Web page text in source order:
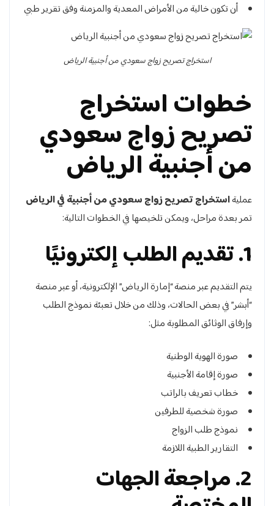
أن تكون خالية من الأمراض المعدية والمزمنة وفق تقرير طبي
استخراج تصريح زواج سعودي من أجنبية الرياض
خطوات استخراج
تصريح زواج سعودي
من أجنبية الرياض
عمليةاستخراج تصريح زواج سعودي من أجنبية في الرياض
تمر بعدة مراحل، ويمكن تلخيصها في الخطوات التالية:
1. تقديم الطلب إلكترونيًا
يتم التقديم عبر منصة “إمارة الرياض” الإلكترونية، أو عبر منصة
“أبشر” في بعض الحالات، وذلك من خلال تعبئة نموذج الطلب
وإرفاق الوثائق المطلوبة مثل:
صورة الهوية الوطنية
صورة إقامة الأجنبية
خطاب تعريف بالراتب
صورة شخصية للطرفين
نموذج طلب الزواج
التقارير الطبية اللازمة
2. مراجعة الجهات